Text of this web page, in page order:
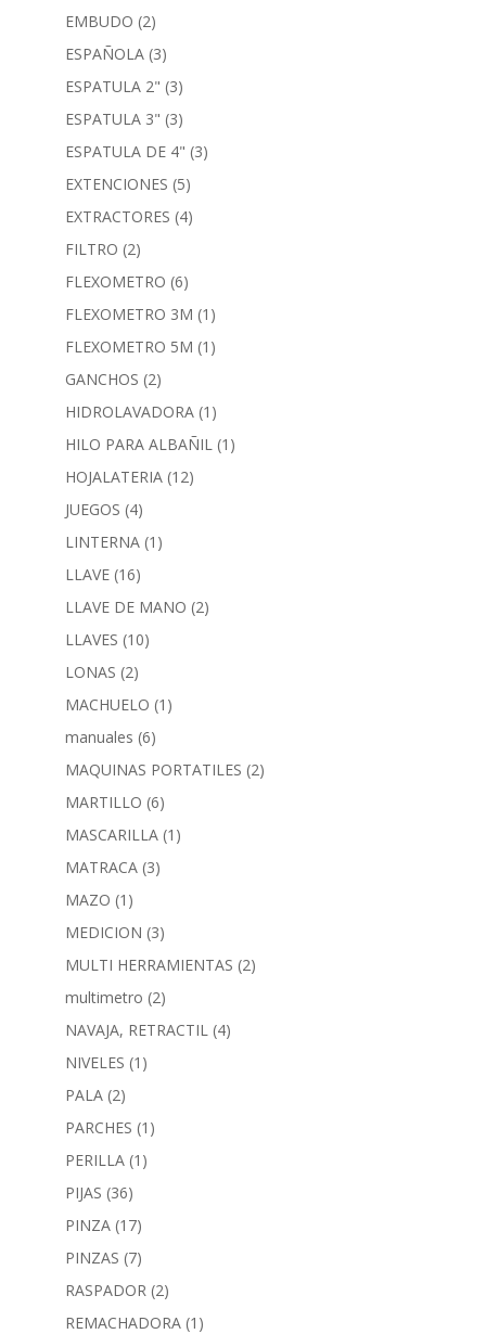
EMBUDO (2)
ESPAÑOLA (3)
ESPATULA 2" (3)
ESPATULA 3" (3)
ESPATULA DE 4" (3)
EXTENCIONES (5)
EXTRACTORES (4)
FILTRO (2)
FLEXOMETRO (6)
FLEXOMETRO 3M (1)
FLEXOMETRO 5M (1)
GANCHOS (2)
HIDROLAVADORA (1)
HILO PARA ALBAÑIL (1)
HOJALATERIA (12)
JUEGOS (4)
LINTERNA (1)
LLAVE (16)
LLAVE DE MANO (2)
LLAVES (10)
LONAS (2)
MACHUELO (1)
manuales (6)
MAQUINAS PORTATILES (2)
MARTILLO (6)
MASCARILLA (1)
MATRACA (3)
MAZO (1)
MEDICION (3)
MULTI HERRAMIENTAS (2)
multimetro (2)
NAVAJA, RETRACTIL (4)
NIVELES (1)
PALA (2)
PARCHES (1)
PERILLA (1)
PIJAS (36)
PINZA (17)
PINZAS (7)
RASPADOR (2)
REMACHADORA (1)